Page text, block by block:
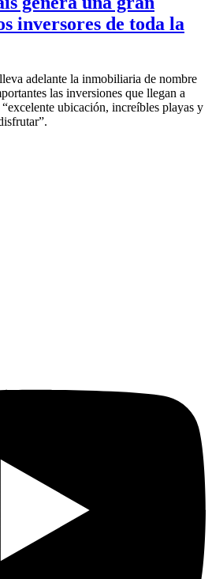
inversores de toda la
adelante la inmobiliaria de nombre
las inversiones que llegan a
ubicación, increíbles playas y